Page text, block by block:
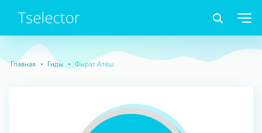
Главная Гиды Фырат Атеш